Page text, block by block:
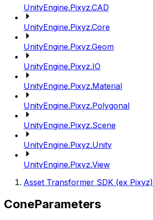
UnityEngine.Pixyz.CAD
UnityEngine.Pixyz.Core
UnityEngine.Pixyz.Geom
UnityEngine.Pixyz.IO
UnityEngine.Pixyz.Material
UnityEngine.Pixyz.Polygonal
UnityEngine.Pixyz.Scene
UnityEngine.Pixyz.Unity
UnityEngine.Pixyz.View
Asset Transformer SDK (ex Pixyz)
ConeParameters